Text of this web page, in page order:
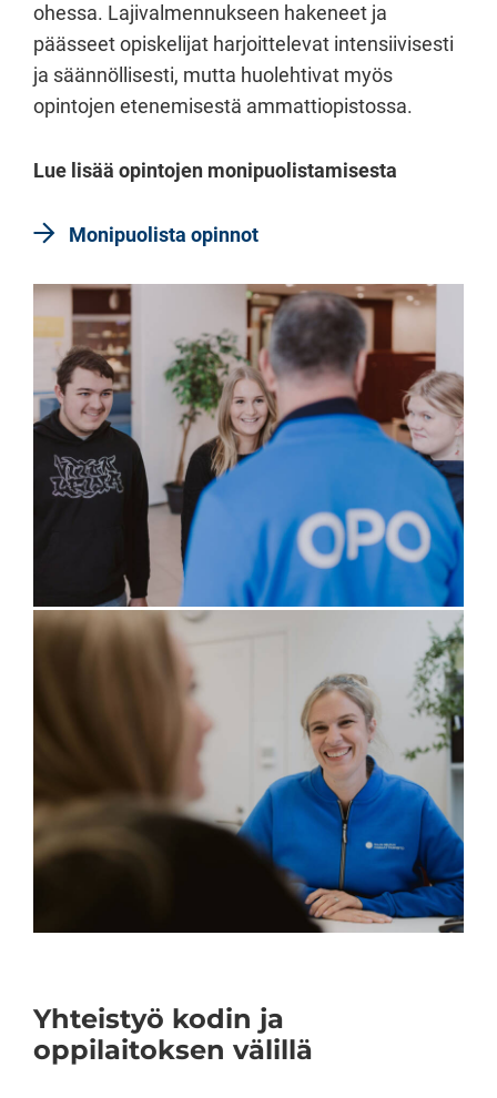
ohessa. Lajivalmennukseen hakeneet ja
päässeet opiskelijat harjoittelevat intensiivisesti
ja säännöllisesti, mutta huolehtivat myös
opintojen etenemisestä ammattiopistossa.
Lue lisää opintojen monipuolistamisesta
Monipuolista opinnot
Yhteistyö kodin ja
oppilaitoksen välillä